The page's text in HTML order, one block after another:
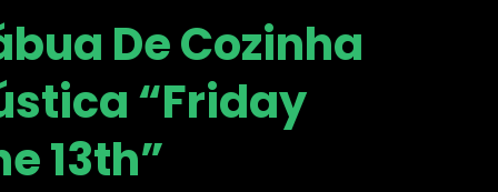
De Cozinha
“Friday
13th”